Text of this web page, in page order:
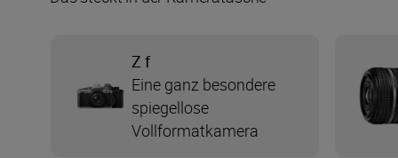
Z f
Eine ganz besondere
spiegellose
Vollformatkamera